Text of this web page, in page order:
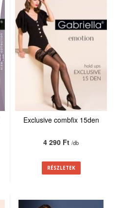
Exclusive combfix 15den
4 290 Ft/db
RÉSZLETEK